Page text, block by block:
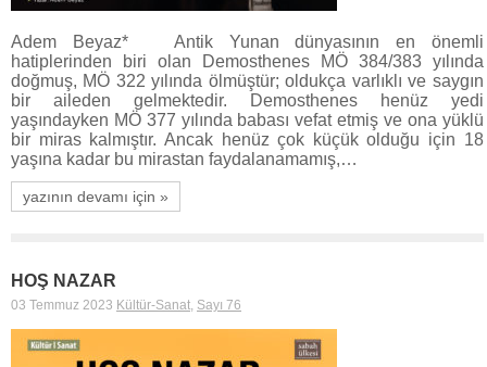
Adem Beyaz* Antik Yunan dünyasının en önemli
hatiplerinden biri olan Demosthenes MÖ 384/383 yılında
doğmuş, MÖ 322 yılında ölmüştür; oldukça varlıklı ve saygın
bir aileden gelmektedir. Demosthenes henüz yedi
yaşındayken MÖ 377 yılında babası vefat etmiş ve ona yüklü
bir miras kalmıştır. Ancak henüz çok küçük olduğu için 18
yaşına kadar bu mirastan faydalanamamış,…
yazının devamı için »
HOŞ NAZAR
03 Temmuz 2023 Kültür-Sanat, Sayı 76